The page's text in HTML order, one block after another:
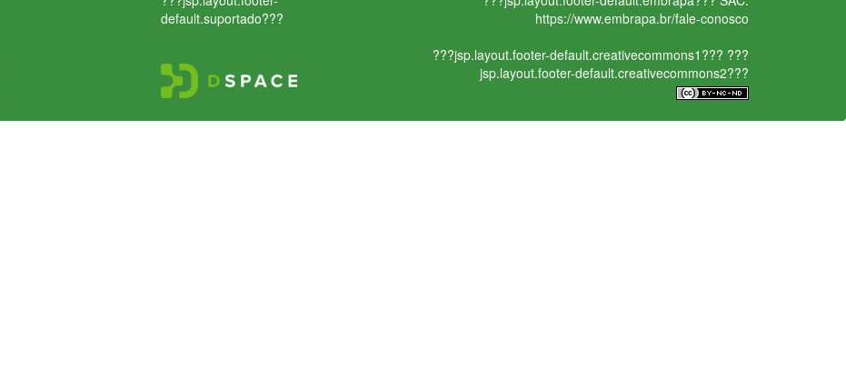
default.suportado???
https://www.embrapa.br/fale-conosco
???jsp.layout.footer-default.creativecommons1??? ???
jsp.layout.footer-default.creativecommons2???